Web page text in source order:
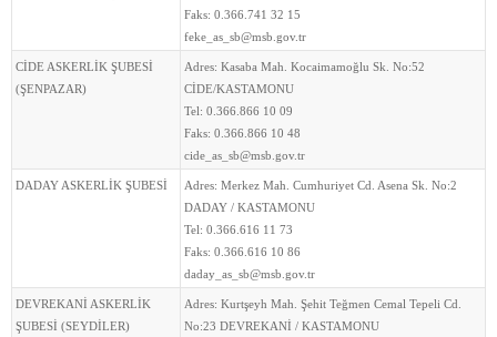
Faks: 0.366.741 32 15
feke_as_sb@msb.gov.tr
CİDE ASKERLİK ŞUBESİ
(ŞENPAZAR)
Adres: Kasaba Mah. Kocaimamoğlu Sk. No:52
CİDE/KASTAMONU
Tel: 0.366.866 10 09
Faks: 0.366.866 10 48
cide_as_sb@msb.gov.tr
DADAY ASKERLİK ŞUBESİ Adres: Merkez Mah. Cumhuriyet Cd. Asena Sk. No:2
DADAY / KASTAMONU
Tel: 0.366.616 11 73
Faks: 0.366.616 10 86
daday_as_sb@msb.gov.tr
DEVREKANİ ASKERLİK
ŞUBESİ (SEYDİLER)
Adres: Kurtşeyh Mah. Şehit Teğmen Cemal Tepeli Cd.
No:23 DEVREKANİ / KASTAMONU